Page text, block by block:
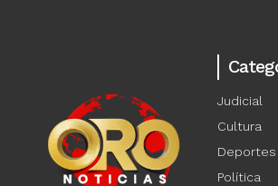
Judicial
Cultura
Deportes
Política